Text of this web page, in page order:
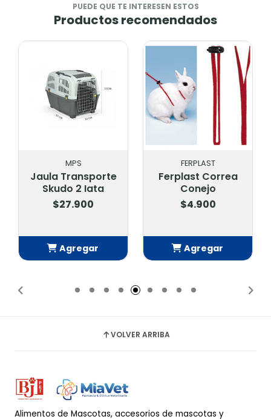
PUEDE QUE TE INTERESEN ESTOS
Productos recomendados
FERPLAST
Ferplast Correa
Conejo
$4.900
Agregar
MAZURI
Mazuri Hamster &
Gerbil Diet 350 Gr
$4.300
Agregar
VOLVER ARRIBA
Alimentos de Mascotas, accesorios de mascotas y